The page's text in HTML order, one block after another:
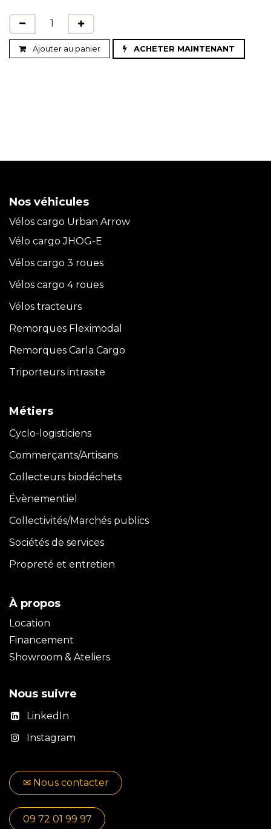
Ajouter au panier ACHETER MAINTENANT
Nos véhicules
Vélos cargo Urban Arrow
Vélo cargo JHOG-E
Vélos cargo 3 roues
Vélos cargo 4 roues
Vélos tracteurs
Remorques Fleximodal
Remorques Carla Cargo
Triporteurs intrasite
Métiers
Cyclo-logisticiens
Commerçants/Artisans
Collecteurs biodéchets
Évènementiel
Collectivités/Marchés publics
Sociétés de services
Propreté et entretien
À propos
Location
Financement
Showroom & Ateliers
Nous suivre
LinkedIn
Instagram
✉​​ No​​​​us contacter
09 72 01 99 97